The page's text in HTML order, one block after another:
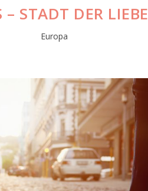
– STADT DER LIEBE
Europa